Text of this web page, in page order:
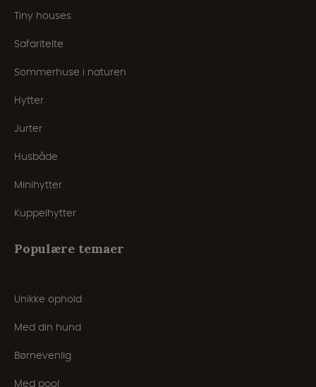
Tiny houses
Safaritelte
Sommerhuse i naturen
Hytter
Jurter
Husbåde
Minihytter
Kuppelhytter
Populære temaer
Unikke ophold
Med din hund
Børnevenlig
Med pool